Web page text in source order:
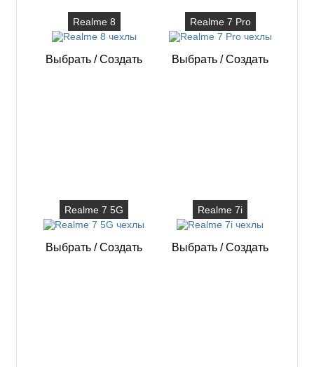
Realme 8
Выбрать /Создать
Realme 7 Pro
Выбрать /Создать
Realme 7 5G
Выбрать /Создать
Realme 7i
Выбрать /Создать